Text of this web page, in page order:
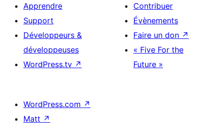
Apprendre
Support
Développeurs &
développeuses
WordPress.tv ↗
Contribuer
Évènements
Faire un don ↗
« Five For the
Future »
WordPress.com ↗
Matt ↗